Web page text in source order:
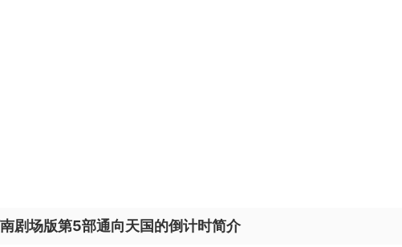
剧场版第5部通向天国的倒计时简介